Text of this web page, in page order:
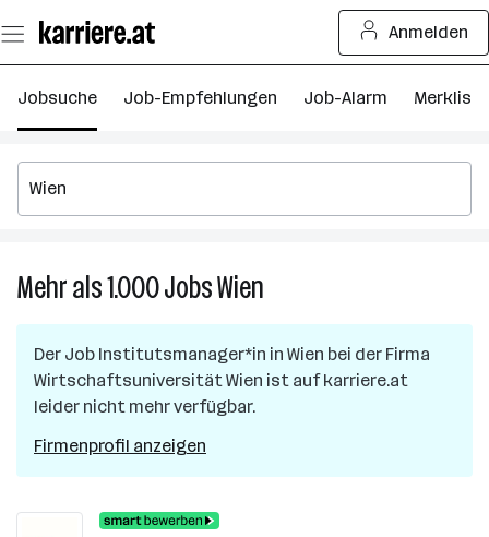
Seiteninhalt
springen
Anmelden
Jobsuche Job-Empfehlungen Job-Alarm Merkliste
Mehr als 1.000JobsWien
Jobs
in
Der Job Institutsmanager*in in Wien bei der Firma
Wirtschaftsuniversität Wien ist auf karriere.at
leider nicht mehr verfügbar.
Firmenprofil anzeigen